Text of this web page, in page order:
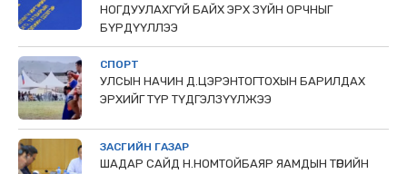
НОГДУУЛАХГҮЙ БАЙХ ЭРХ ЗҮЙН ОРЧНЫГ
БҮРДҮҮЛЛЭЭ
СПОРТ
УЛСЫН НАЧИН Д.ЦЭРЭНТОГТОХЫН БАРИЛДАХ
ЭРХИЙГ ТҮР ТҮДГЭЛЗҮҮЛЖЭЭ
ЗАСГИЙН ГАЗАР
ШАДАР САЙД Н.НОМТОЙБАЯР ЯАМДЫН ТӨРИЙН